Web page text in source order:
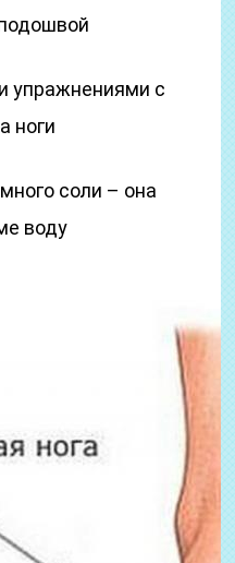
упражнениями с
ноги
соли – она
воду